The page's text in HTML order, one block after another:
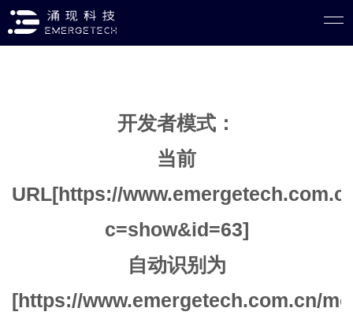
开发者模式：
当前
URL[https://
c=show&id=63]
自动识别为
[https://www.emergetech.com.cn/